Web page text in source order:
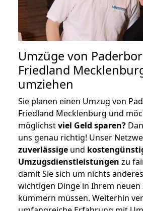
Umzüge von
Friedland
umziehen
Sie planen einen Umzug von
Friedland Mecklenburg und
möglichstviel Geld sparen?
uns genau richtig! Unser
zuverlässige und
Umzugsdienstleistungen zu
damit Sie sich um nichts
wichtigen Dinge in Ihrem neuen
kümmern müssen. Weiterhin